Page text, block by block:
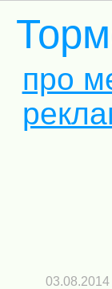
про
03.08.2014